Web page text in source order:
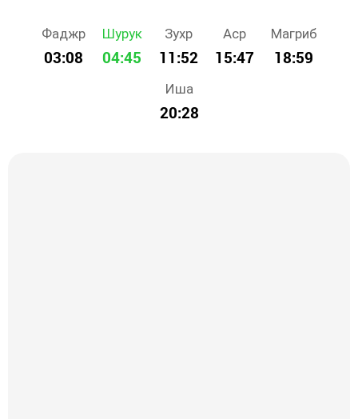
Фаджр
03:08
Шурук
04:45
Зухр
11:52
Аср
15:47
Магриб
18:59
Иша
20:28